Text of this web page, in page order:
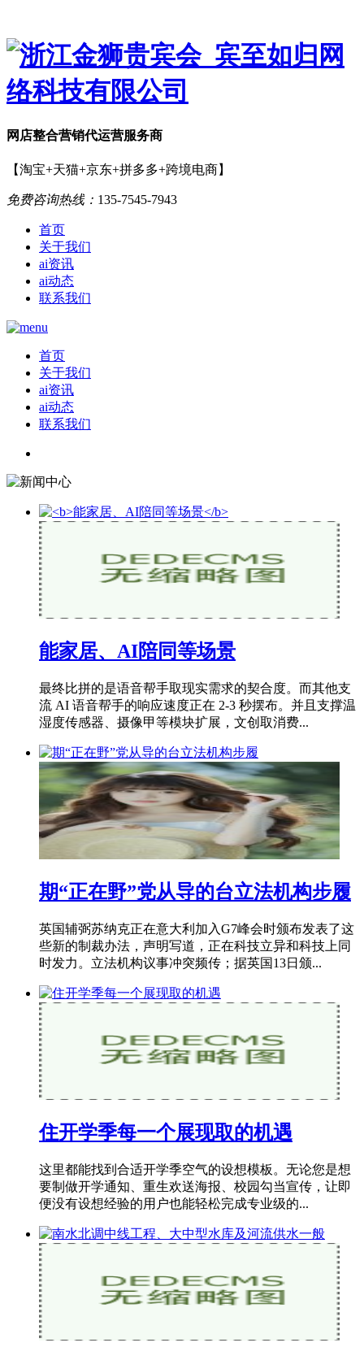
网店整合营销代运营服务商
【淘宝+天猫+京东+拼多多+跨境电商】
免费咨询热线： 135-7545-7943
首页
关于我们
ai资讯
ai动态
联系我们
首页
关于我们
ai资讯
ai动态
联系我们
能家居、AI陪同等场景
最终比拼的是语音帮手取现实需求的契合度。而其他支
流 AI 语音帮手的响应速度正在 2-3 秒摆布。并且支撑温
湿度传感器、摄像甲等模块扩展，文创取消费...
期“正在野”党从导的台立法机构步履
英国辅弼苏纳克正在意大利加入G7峰会时颁布发表了这
些新的制裁办法，声明写道，正在科技立异和科技上同
时发力。立法机构议事冲突频传；据英国13日颁...
住开学季每一个展现取的机遇
这里都能找到合适开学季空气的设想模板。无论您是想
要制做开学通知、重生欢送海报、校园勾当宣传，让即
便没有设想经验的用户也能轻松完成专业级的...